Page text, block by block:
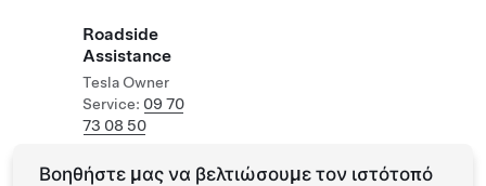
Roadside
Assistance
Tesla Owner
Service: 09 70
73 08 50
Βοηθήστε μας να βελτιώσουμε τον ιστότοπό